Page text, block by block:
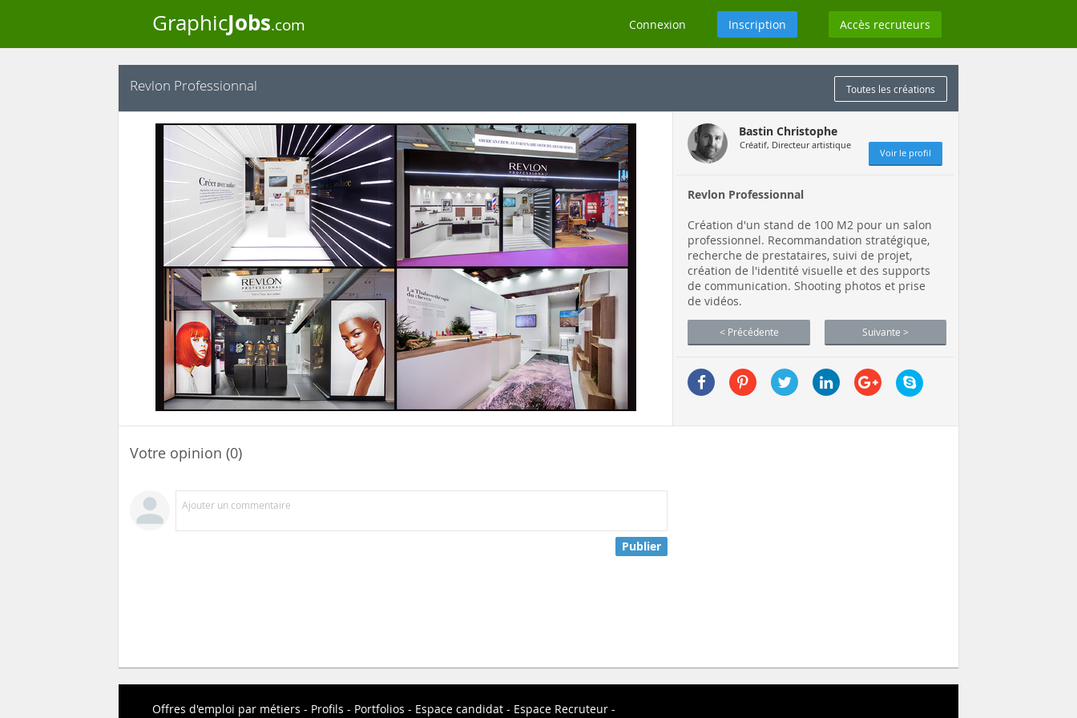
GraphicJobs.com Connexion Inscription Accès recruteurs
Revlon Professionnal Toutes les créations
Bastin Christophe
Créatif, Directeur artistique
Voir le profil
Revlon Professionnal
Création d'un stand de 100 M2 pour un salon
professionnel. Recommandation stratégique,
recherche de prestataires, suivi de projet,
création de l'identité visuelle et des supports
de communication. Shooting photos et prise
de vidéos.
< Précédente Suivante >
Votre opinion (0)
Ajouter un commentaire
Publier
Offres d'emploi par métiers Profils Portfolios Espace candidat Espace Recruteur